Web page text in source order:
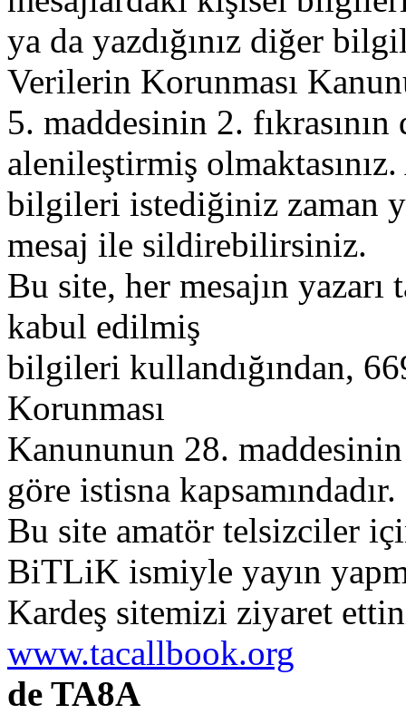
ya da yazdığınız diğer
Verilerin Korunması
5. maddesinin 2.
alenileştirmiş
bilgileri istediğiniz zaman
mesaj ile sildirebilirsiniz.
Bu site, her mesajın
kabul edilmiş
bilgileri kullandığından,
Korunması
Kanununun 28. maddesinin
göre istisna kapsamındadır.
Bu site amatör telsizciler
BiTLiK ismiyle yayın
Kardeş sitemizi ziyaret
www.tacallbook.org
de TA8A